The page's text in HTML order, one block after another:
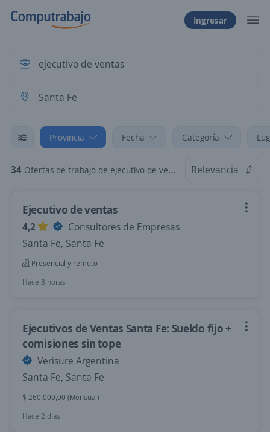
Ingresar
Provincia Fecha Categoría
34 Ofertas de trabajo de ejecutivo de ventas en Santa Fe, Santa Fe Relevancia
Ejecutivo de ventas
4,2
Consultores de Empresas
Santa Fe, Santa Fe
Presencial y remoto
Hace 8 horas
Ejecutivos de Ventas Santa Fe: Sueldo fijo +
comisiones sin tope
Verisure Argentina
Santa Fe, Santa Fe
$ 260.000,00 (Mensual)
Hace 2 días